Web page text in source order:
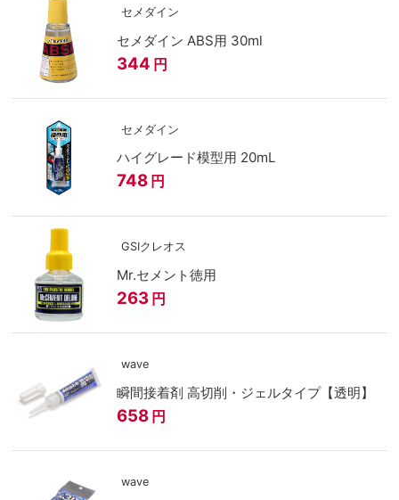
セメダイン
セメダイン ABS用 30ml
344 円
セメダイン
ハイグレード模型用 20mL
748 円
GSIクレオス
Mr.セメント徳用
263 円
wave
瞬間接着剤 高切削・ジェルタイプ【透明】
658 円
wave